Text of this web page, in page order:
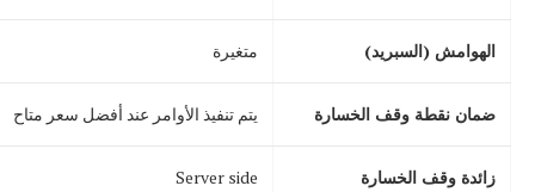
الهوامش (السبريد) متغيرة
ضمان نقطة وقف الخسارة يتم تنفيذ الأوامر عند أفضل سعر متاح
زائدة وقف الخسارة Server side